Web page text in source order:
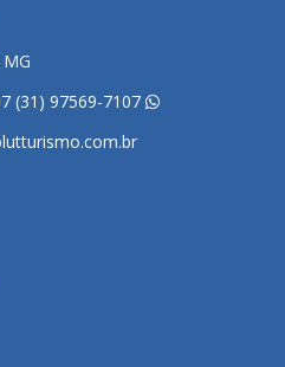
(31) 97569-7107